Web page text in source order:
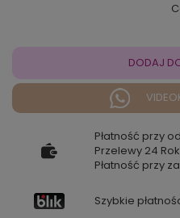
DODAJ
Płatność przy
Przelewy 24
Płatność przy
Szybkie